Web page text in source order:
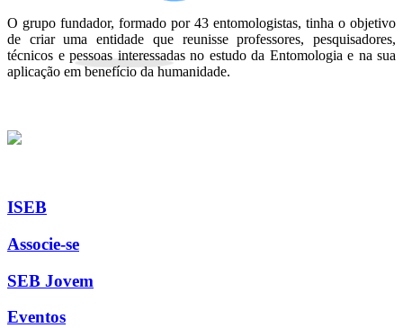
O grupo fundador, formado por 43 entomologistas, tinha o objetivo
de criar uma entidade que reunisse professores, pesquisadores,
técnicos e pessoas interessadas no estudo da Entomologia e na sua
aplicação em benefício da humanidade.
ISEB
Associe-se
SEB Jovem
Eventos